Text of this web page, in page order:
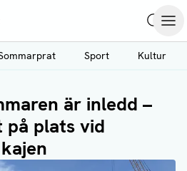
Sport Kultur
är inledd –
plats vid